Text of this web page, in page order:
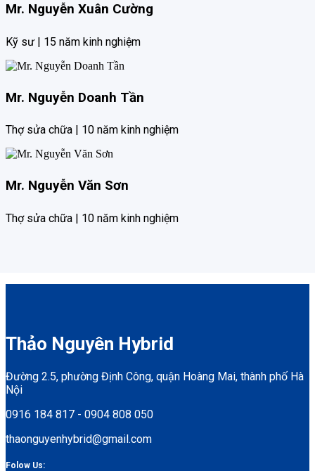
Mr. Nguyễn Xuân Cường
Kỹ sư | 15 năm kinh nghiệm
Mr. Nguyễn Doanh Tần
Thợ sửa chữa | 10 năm kinh nghiệm
Mr. Nguyễn Văn Sơn
Thợ sửa chữa | 10 năm kinh nghiệm
Thảo Nguyên Hybrid
Đường 2.5, phường Định Công, quận Hoàng Mai, thành phố Hà
Nội
0916 184 817 - 0904 808 050
thaonguyenhybrid@gmail.com
Folow Us: